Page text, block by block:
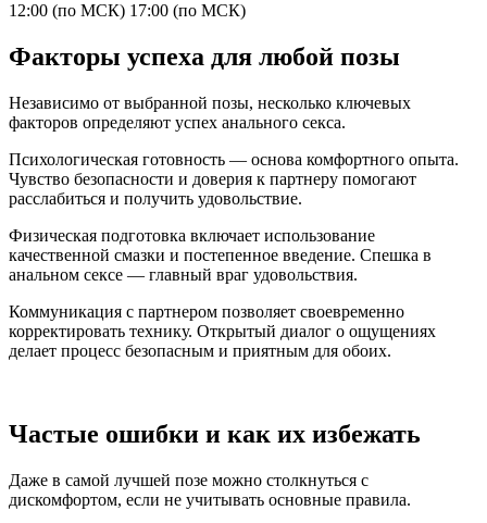
12:00 (по МСК) 17:00 (по МСК)
Факторы успеха для любой позы
Независимо от выбранной позы, несколько ключевых
факторов определяют успех анального секса.
Психологическая готовность — основа комфортного опыта.
Чувство безопасности и доверия к партнеру помогают
расслабиться и получить удовольствие.
Физическая подготовка включает использование
качественной смазки и постепенное введение. Спешка в
анальном сексе — главный враг удовольствия.
Коммуникация с партнером позволяет своевременно
корректировать технику. Открытый диалог о ощущениях
делает процесс безопасным и приятным для обоих.
Частые ошибки и как их избежать
Даже в самой лучшей позе можно столкнуться с
дискомфортом, если не учитывать основные правила.